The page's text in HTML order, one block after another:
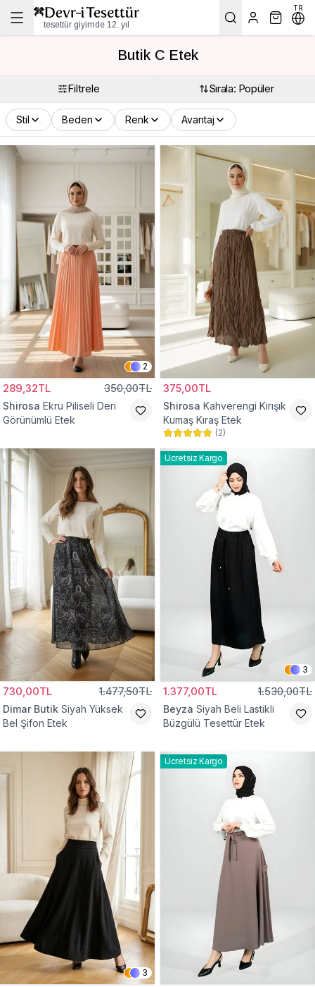
tesettür giyimde 12. yıl
TR
Butik C Etek
Filtrele Sırala: Popüler
Stil Beden Renk Avantaj
2
289,32TL 350,00TL
Shirosa Ekru Piliseli Deri
Görünümlü Etek
375,00TL
Shirosa Kahverengi Kırışık
Kumaş Kıraş Etek
(2)
730,00TL 1.477,50TL
Dimar Butik Siyah Yüksek
Bel Şifon Etek
Ücretsiz Kargo
3
1.377,00TL 1.530,00TL
Beyza Siyah Beli Lastikli
Büzgülü Tesettür Etek
3
Ücretsiz Kargo